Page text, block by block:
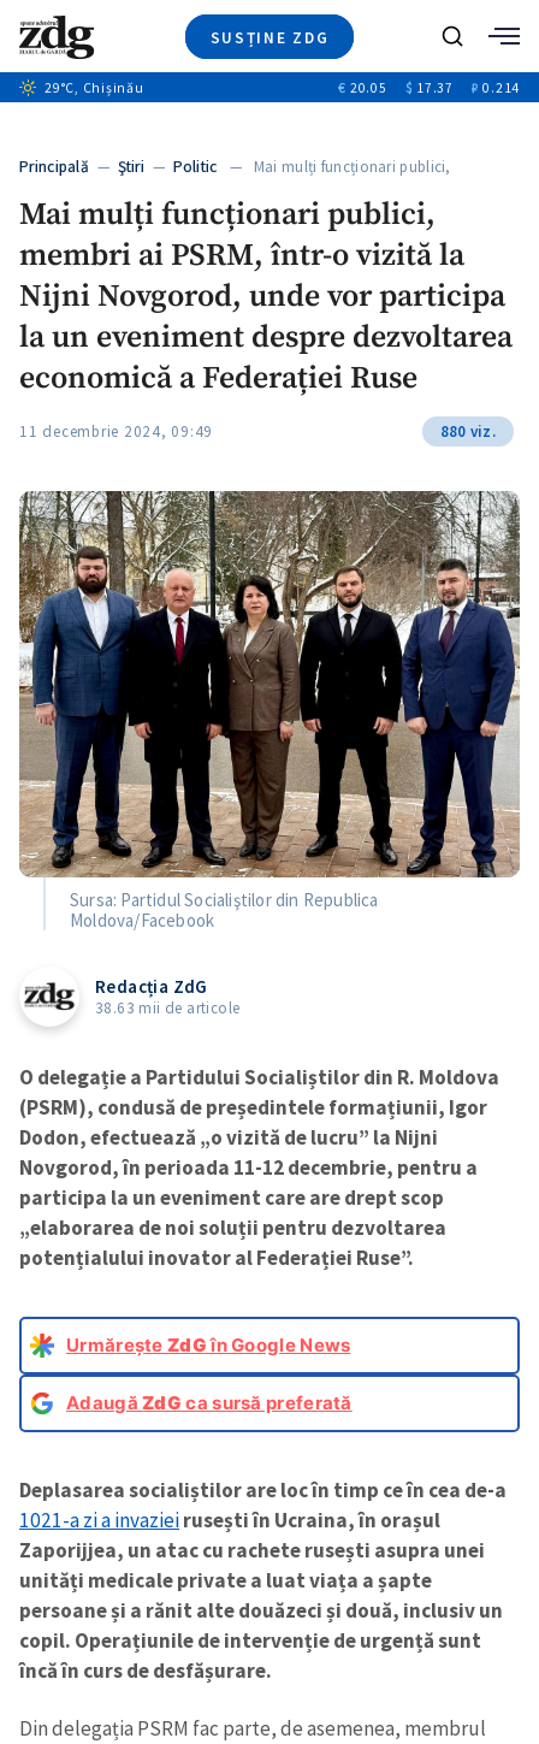
SUSȚINE ZDG
Ştiri
+12
Special
Blog
ZdGust
Caută
29°C, Chișinău € 20.05 $ 17.37 ₽ 0.214
Principală — Ştiri — Politic — Mai mulți funcționari publici,
Mai mulți funcționari publici,
membri ai PSRM, într-o vizită la
Nijni Novgorod, unde vor participa
la un eveniment despre dezvoltarea
economică a Federației Ruse
11 decembrie 2024, 09:49 880 viz.
Sursa: Partidul Socialiştilor din Republica
Moldova/Facebook
Redacția ZdG
38.63 mii de articole
O delegație a Partidului Socialiștilor din R. Moldova
(PSRM), condusă de președintele formațiunii, Igor
Dodon, efectuează „o vizită de lucru” la Nijni
Novgorod, în perioada 11-12 decembrie, pentru a
participa la un eveniment care are drept scop
„elaborarea de noi soluții pentru dezvoltarea
potențialului inovator al Federației Ruse”.
Urmărește ZdGîn Google News
AdaugăZdG ca sursă preferată
Deplasarea socialiștilor are loc în timp ce în cea de-a
1021-a zi a invazieirusești în Ucraina, în orașul
Zaporijjea, un atac cu rachete rusești asupra unei
unități medicale private a luat viața a șapte
persoane și a rănit alte douăzeci și două, inclusiv un
copil. Operațiunile de intervenție de urgență sunt
încă în curs de desfășurare.
Din delegația PSRM fac parte, de asemenea, membrul